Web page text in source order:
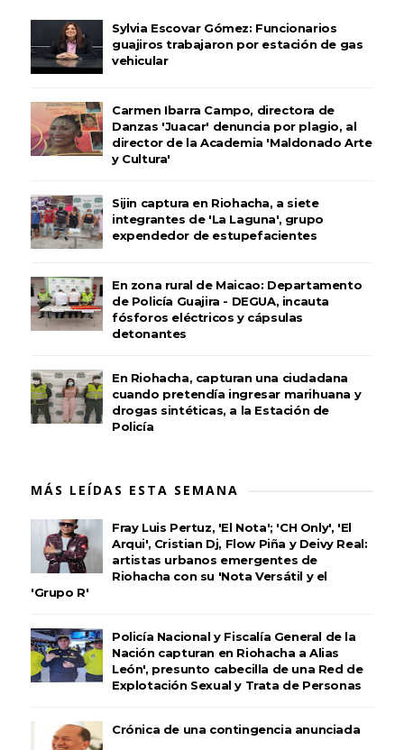
Sylvia Escovar Gómez: Funcionarios
guajiros trabajaron por estación de gas
vehicular
Carmen Ibarra Campo, directora de
Danzas 'Juacar' denuncia por plagio, al
director de la Academia 'Maldonado Arte
y Cultura'
Sijin captura en Riohacha, a siete
integrantes de 'La Laguna', grupo
expendedor de estupefacientes
En zona rural de Maicao: Departamento
de Policía Guajira - DEGUA, incauta
fósforos eléctricos y cápsulas
detonantes
En Riohacha, capturan una ciudadana
cuando pretendía ingresar marihuana y
drogas sintéticas, a la Estación de
Policía
MÁS LEÍDAS ESTA SEMANA
Fray Luis Pertuz, 'El Nota'; 'CH Only', 'El
Arqui', Cristian Dj, Flow Piña y Deivy Real:
artistas urbanos emergentes de
Riohacha con su 'Nota Versátil y el
'Grupo R'
Policía Nacional y Fiscalía General de la
Nación capturan en Riohacha a Alias
León', presunto cabecilla de una Red de
Explotación Sexual y Trata de Personas
Crónica de una contingencia anunciada